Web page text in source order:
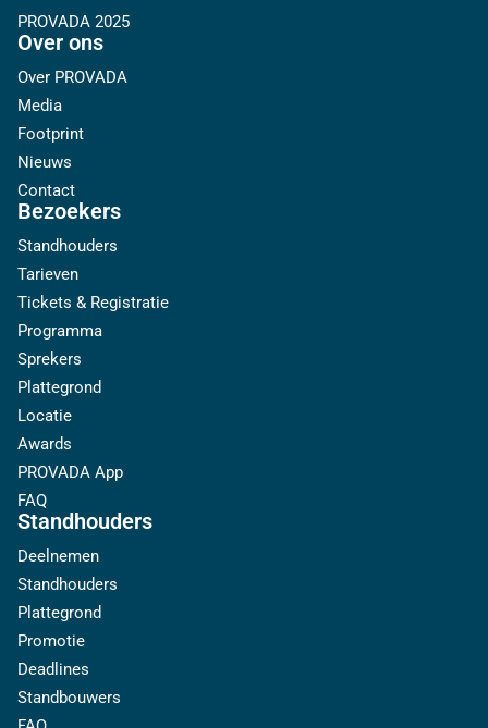
PROVADA 2025
Over ons
Over PROVADA
Media
Footprint
Nieuws
Contact
Bezoekers
Standhouders
Tarieven
Tickets & Registratie
Programma
Sprekers
Plattegrond
Locatie
Awards
PROVADA App
FAQ
Standhouders
Deelnemen
Standhouders
Plattegrond
Promotie
Deadlines
Standbouwers